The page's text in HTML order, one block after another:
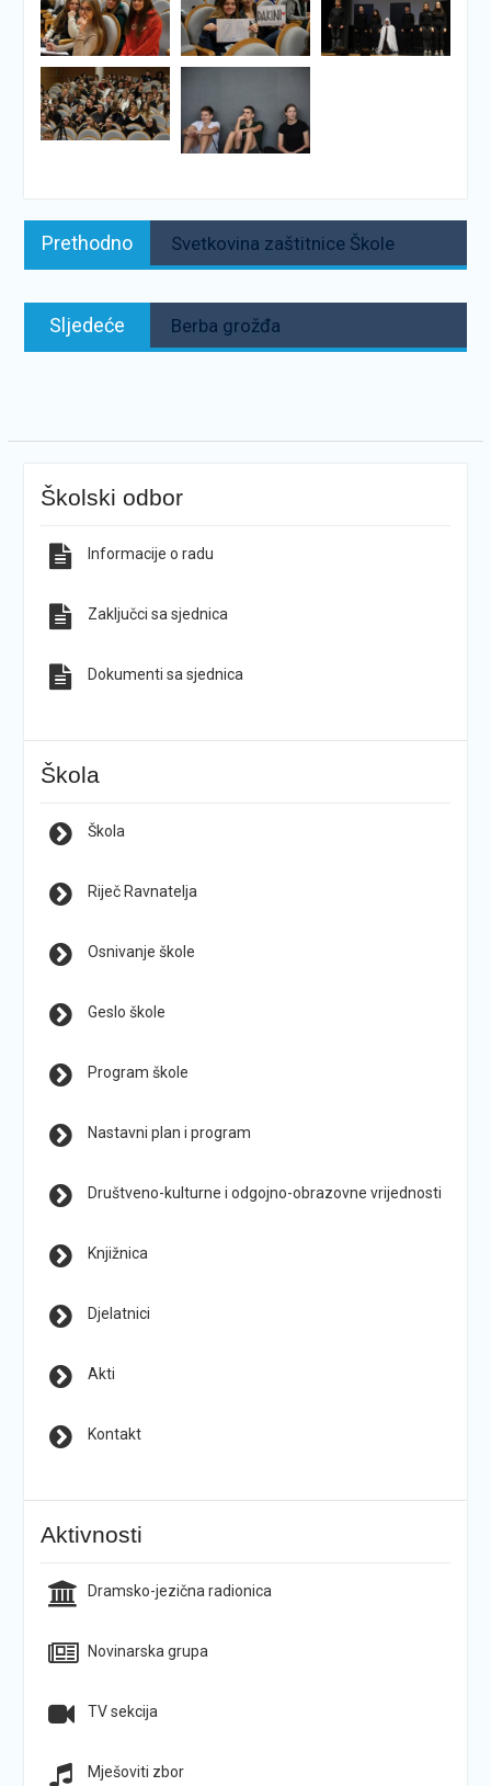
Navigacija
objava
Prethodno Svetkovina zaštitnice Škole
Sljedeće Berba grožđa
Školski odbor
Informacije o radu
Zaključci sa sjednica
Dokumenti sa sjednica
Škola
Škola
Riječ Ravnatelja
Osnivanje škole
Geslo škole
Program škole
Nastavni plan i program
Društveno-kulturne i odgojno-obrazovne vrijednosti
Knjižnica
Djelatnici
Akti
Kontakt
Aktivnosti
Dramsko-jezična radionica
Novinarska grupa
TV sekcija
Mješoviti zbor